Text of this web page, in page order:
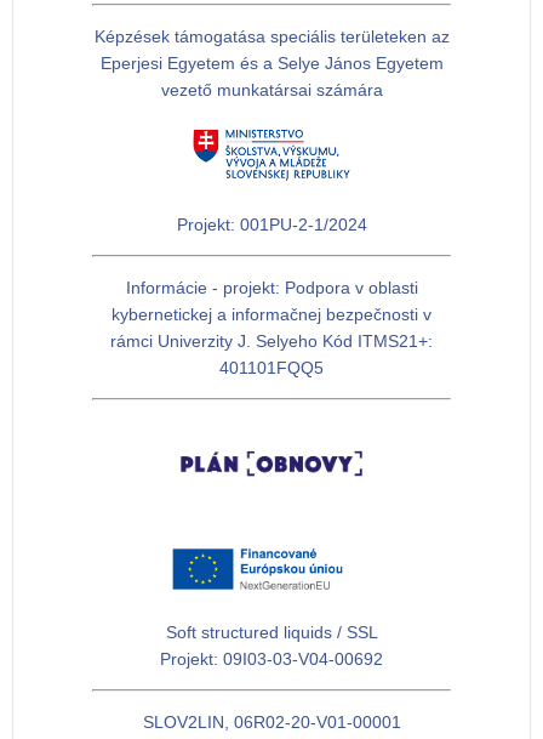
Képzések támogatása speciális területeken az
Eperjesi Egyetem és a Selye János Egyetem
vezető munkatársai számára
Projekt: 001PU-2-1/2024
Informácie - projekt: Podpora v oblasti
kybernetickej a informačnej bezpečnosti v
rámci Univerzity J. Selyeho Kód ITMS21+:
401101FQQ5
Soft structured liquids / SSL
Projekt: 09I03-03-V04-00692
SLOV2LIN, 06R02-20-V01-00001